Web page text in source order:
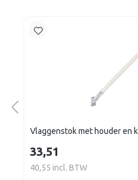
Vlaggenstok met houder en
33,51
40,55 incl. BTW